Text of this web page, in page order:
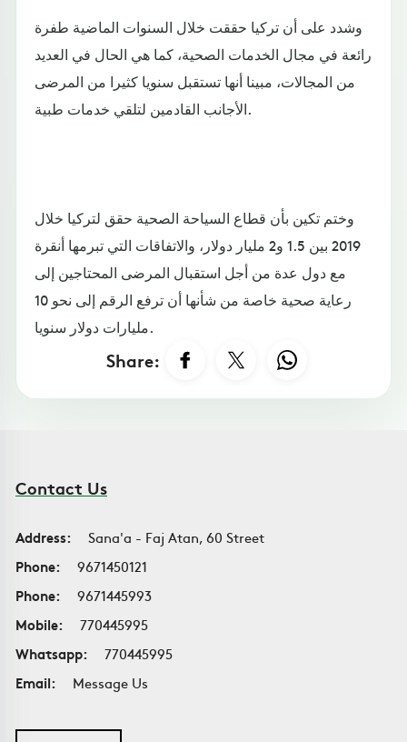
وشدد على أن تركيا حققت خلال السنوات الماضية طفرة
رائعة في مجال الخدمات الصحية، كما هي الحال في العديد
من المجالات، مبينا أنها تستقبل سنويا كثيرا من المرضى
الأجانب القادمين لتلقي خدمات طبية.
وختم تكين بأن قطاع السياحة الصحية حقق لتركيا خلال
2019 بين 1.5 و2 مليار دولار، والاتفاقات التي تبرمها أنقرة
مع دول عدة من أجل استقبال المرضى المحتاجين إلى
رعاية صحية خاصة من شأنها أن ترفع الرقم إلى نحو 10
مليارات دولار سنويا.
Share:
Contact Us
Address:
Sana'a - Faj Atan, 60 Street
Phone:
9671450121
Phone:
9671445993
Mobile:
770445995
Whatsapp:
770445995
Email:
Message Us